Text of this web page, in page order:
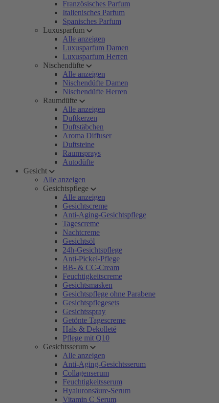
Französisches Parfum
Italienisches Parfum
Spanisches Parfum
Luxusparfum
Alle anzeigen
Luxusparfum Damen
Luxusparfum Herren
Nischendüfte
Alle anzeigen
Nischendüfte Damen
Nischendüfte Herren
Raumdüfte
Alle anzeigen
Duftkerzen
Duftstäbchen
Aroma Diffuser
Duftsteine
Raumsprays
Autodüfte
Gesicht
Alle anzeigen
Gesichtspflege
Alle anzeigen
Gesichtscreme
Anti-Aging-Gesichtspflege
Tagescreme
Nachtcreme
Gesichtsöl
24h-Gesichtspflege
Anti-Pickel-Pflege
BB- & CC-Cream
Feuchtigkeitscreme
Gesichtsmasken
Gesichtspflege ohne Parabene
Gesichtspflegesets
Gesichtsspray
Getönte Tagescreme
Hals & Dekolleté
Pflege mit Q10
Gesichtsserum
Alle anzeigen
Anti-Aging-Gesichtsserum
Collagenserum
Feuchtigkeitsserum
Hyaluronsäure-Serum
Vitamin C Serum